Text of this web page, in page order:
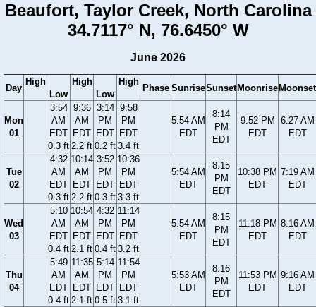
Beaufort, Taylor Creek, North Carolina
34.7117° N, 76.6450° W
June 2026
Day
High
Low
High
Low
High
Phase SunriseSunsetMoonriseMoonset
Mon
01
3:54
AM
EDT
0.3 ft
9:36
AM
EDT
2.2 ft
3:14
PM
EDT
0.2 ft
9:58
PM
EDT
3.4 ft
5:54 AM
EDT
8:14
PM
EDT
9:52 PM
EDT
6:27 AM
EDT
Tue
02
4:32
AM
EDT
0.3 ft
10:14
AM
EDT
2.2 ft
3:52
PM
EDT
0.3 ft
10:36
PM
EDT
3.3 ft
5:54 AM
EDT
8:15
PM
EDT
10:38 PM
EDT
7:19 AM
EDT
Wed
03
5:10
AM
EDT
0.4 ft
10:54
AM
EDT
2.1 ft
4:32
PM
EDT
0.4 ft
11:14
PM
EDT
3.2 ft
5:54 AM
EDT
8:15
PM
EDT
11:18 PM
EDT
8:16 AM
EDT
Thu
04
5:49
AM
EDT
0.4 ft
11:35
AM
EDT
2.1 ft
5:14
PM
EDT
0.5 ft
11:54
PM
EDT
3.1 ft
5:53 AM
EDT
8:16
PM
EDT
11:53 PM
EDT
9:16 AM
EDT